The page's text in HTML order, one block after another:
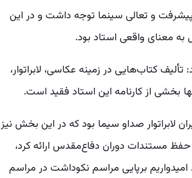
و تعالی سینما توجه داشت و در این
معنای واقعی استاد بود.
کتاب‌هایی در زمینه‌ عکاسی، لابراتوار،
بخشی از کارنامه این استاد فقید است.
لابراتوار صداو سیما بود که در این بخش نیز
مستندات دوران دفاع‌مقدس ارائه کرد،
برپایی مراسم نکوداشت در مراسم